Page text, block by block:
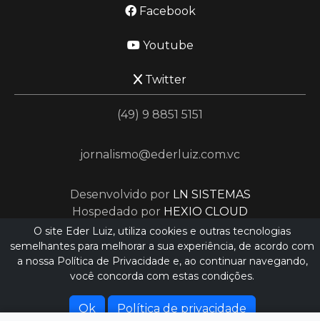
Facebook
Youtube
Twitter
(49) 9 8851 5151
jornalismo@ederluiz.com.vc
Desenvolvido por LN SISTEMAS
Hospedado por HEXIO CLOUD
O site Eder Luiz, utiliza cookies e outras tecnologias
semelhantes para melhorar a sua experiência, de acordo com
a nossa Política de Privacidade e, ao continuar navegando,
você concorda com estas condições.
Ok Política de privacidade